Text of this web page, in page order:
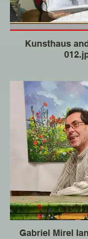
Kunsthaus
Gabriel Mirel